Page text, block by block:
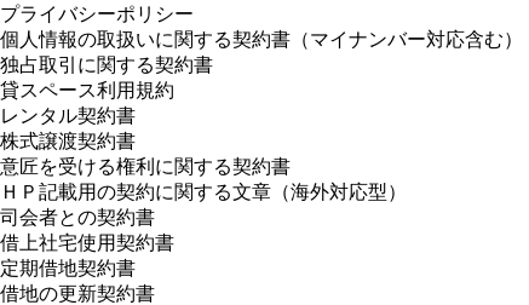
プライバシーポリシー
個人情報の取扱いに関する契約書（マイナンバー対応含む）
独占取引に関する契約書
貸スペース利用規約
レンタル契約書
株式譲渡契約書
意匠を受ける権利に関する契約書
ＨＰ記載用の契約に関する文章（海外対応型）
司会者との契約書
借上社宅使用契約書
定期借地契約書
借地の更新契約書